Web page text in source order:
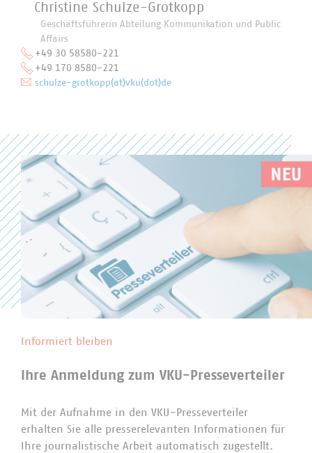
Christine Schulze-Grotkopp
Geschäftsführerin Abteilung Kommunikation und Public
Affairs
+49 30 58580-221
+49 170 8580-221
schulze-grotkopp(at)vku(dot)de
Informiert bleiben
Ihre Anmeldung zum VKU-Presseverteiler
Mit der Aufnahme in den VKU-Presseverteiler
erhalten Sie alle presserelevanten Informationen für
Ihre journalistische Arbeit automatisch zugestellt.